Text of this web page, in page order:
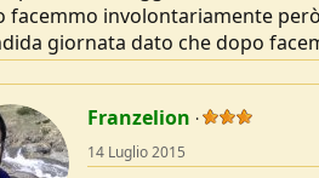
facemmo involontariamente
giornata dato che dopo
Franzelion
14 Luglio 2015